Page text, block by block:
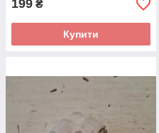
199 ₴
Купити